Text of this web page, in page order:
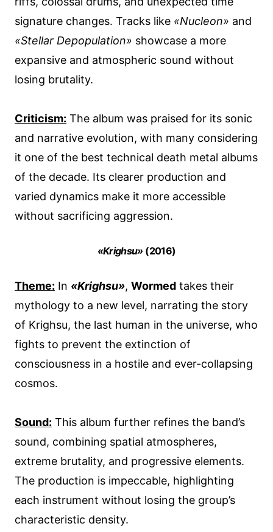
signature changes. Tracks like «Nucleon» and
«Stellar Depopulation» showcase a more
expansive and atmospheric sound without
losing brutality.
Criticism: The album was praised for its sonic
and narrative evolution, with many considering
it one of the best technical death metal albums
of the decade. Its clearer production and
varied dynamics make it more accessible
without sacrificing aggression.
«Krighsu» (2016)
Theme: In «Krighsu», Wormed takes their
mythology to a new level, narrating the story
of Krighsu, the last human in the universe, who
fights to prevent the extinction of
consciousness in a hostile and ever-collapsing
cosmos.
Sound: This album further refines the band’s
sound, combining spatial atmospheres,
extreme brutality, and progressive elements.
The production is impeccable, highlighting
each instrument without losing the group’s
characteristic density.